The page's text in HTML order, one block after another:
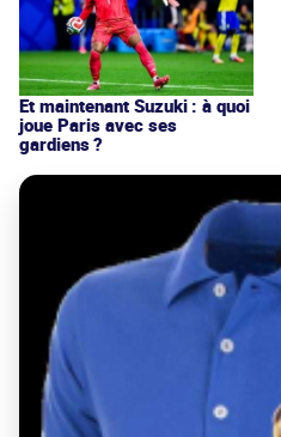
Et maintenant Suzuki : à quoi
joue Paris avec ses
gardiens ?